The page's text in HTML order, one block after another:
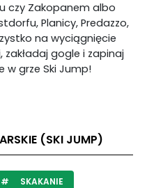
czy Zakopanem albo
Planicy, Predazzo,
na wyciągnięcie
zakładaj gogle i zapinaj
w grze Ski Jump!
(SKI JUMP)
SKAKANIE